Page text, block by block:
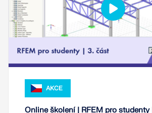
AKCE
Online školení | RFEM pro studenty